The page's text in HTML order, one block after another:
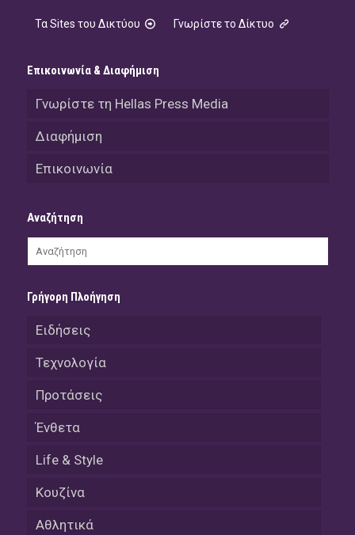
Τα Sites του Δικτύου Γνωρίστε το Δίκτυο
Επικοινωνία & Διαφήμιση
Γνωρίστε τη Hellas Press Media
Διαφήμιση
Επικοινωνία
Αναζήτηση
Γρήγορη Πλοήγηση
Ειδήσεις
Τεχνολογία
Προτάσεις
Ένθετα
Life & Style
Κουζίνα
Αθλητικά